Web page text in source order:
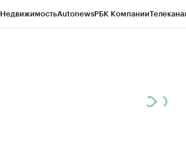
НедвижимостьAutonewsРБК Компании